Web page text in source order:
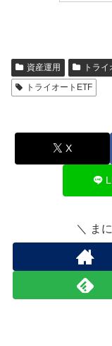
資産運用 トラ
トライオートETF
X
＼ ま